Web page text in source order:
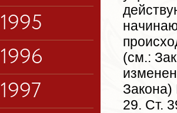
1995
1996
1997
(см.:
29. Ст.